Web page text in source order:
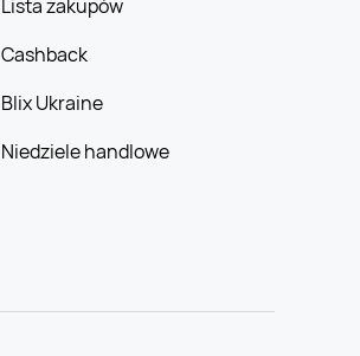
Lista zakupów
Cashback
Blix Ukraine
Niedziele handlowe